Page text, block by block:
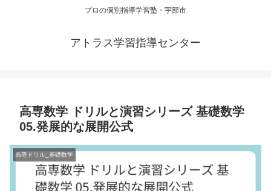
プロの個別指導学習塾・宇部市
アトラス学習指導センター
高専数学 ドリルと演習シリーズ 基礎数学
05.発展的な展開公式
高専ドリル_基礎数学